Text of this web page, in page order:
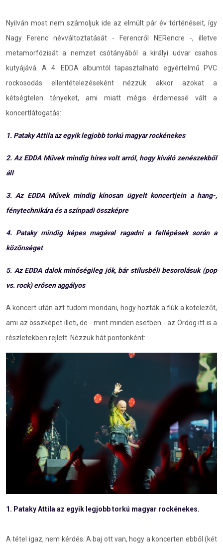
Nyilván most nem számoljuk ide az elmúlt pár év történéseit, így
Nagy Ferenc névváltoztatását - Ferencről NERencre -, illetve
metamorfózisát a nemzet csótányából a királyi udvar csahos
kutyájává. A 4. EDDA albumtól tapasztalható egyértelmű PVC
rockosodás ellentételezéseként nézzük akkor azokat a
kétségtelen tényeket, ami miatt mégis érdemessé vált a
koncertlátogatás:
1. Pataky Attila az egyik legjobb torkú magyar rockénekes
2. Az EDDA Művek mindig híres volt arról, hogy kiváló zenészekből
áll
3. Az EDDA Művek mindig kínosan ügyelt koncertjein a hang-,
fénytechnikára és a színpadi összképre
4. Pataky mindig képes magával ragadni a fellépések során a
közönséget
5. Az EDDA dalok minőségileg jók, bár stílusbéli besorolásuk (pop
vs. rock) erősen aggályos
A koncert után azt tudom mondani, hogy hozták a fiúk a kötelezőt,
ami az összképet illeti, de - mint minden esetben - az Ördög itt is a
részletekben rejlett. Nézzük hát pontonként:
1. Pataky Attila az egyik legjobb torkú magyar rockénekes.
A tétel igaz, nem kérdés. A baj ott van, hogy a koncerten ebből (két